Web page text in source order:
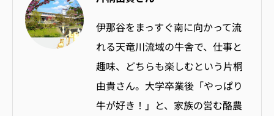
伊那谷をまっすぐ南に向かって流
れる天竜川流域の牛舎で、仕事と
趣味、どちらも楽しむという片桐
由貴さん。大学卒業後「やっぱり
牛が好き！」と、家族の営む酪農